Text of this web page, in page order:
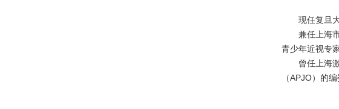
现任复旦
兼任上海
青少年近视专
曾任上海
（APJO）的